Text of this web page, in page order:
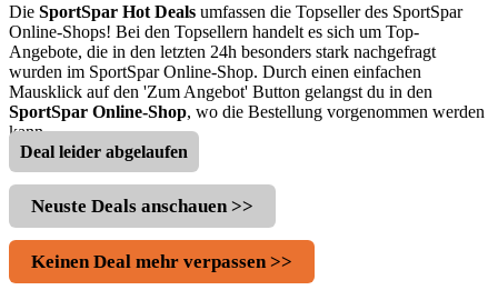
Die SportSpar Hot Deals umfassen die Topseller des SportSpar
Online-Shops! Bei den Topsellern handelt es sich um Top-
Angebote, die in den letzten 24h besonders stark nachgefragt
wurden im SportSpar Online-Shop. Durch einen einfachen
Mausklick auf den 'Zum Angebot' Button gelangst du in den
SportSpar Online-Shop, wo die Bestellung vorgenommen werden
kann.
Deal leider abgelaufen
Neuste Deals anschauen >>
Keinen Deal mehr verpassen >>